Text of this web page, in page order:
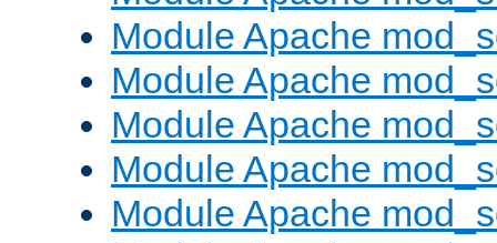
Module Apache
Module Apache
Module Apache
Module Apache
Module Apache